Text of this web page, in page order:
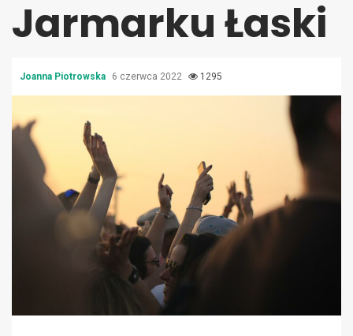
Jarmarku Łaski
Joanna Piotrowska 6 czerwca 2022 1295